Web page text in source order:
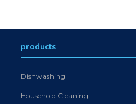
products
Dishwashing
Household Cleaning